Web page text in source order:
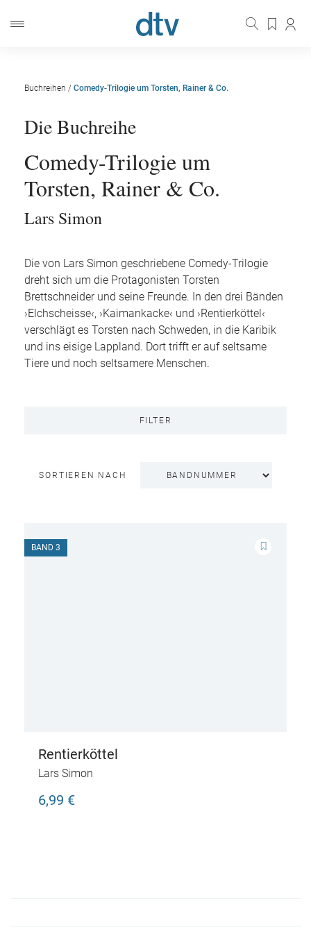
Buchreihen / Comedy-Trilogie um Torsten, Rainer & Co.
Die Buchreihe
Comedy-Trilogie um
Torsten, Rainer & Co.
Lars Simon
Die von Lars Simon geschriebene Comedy-Trilogie
dreht sich um die Protagonisten Torsten
Brettschneider und seine Freunde. In den drei Bänden
›Elchscheisse‹, ›Kaimankacke‹ und ›Rentierköttel‹
verschlägt es Torsten nach Schweden, in die Karibik
und ins eisige Lappland. Dort trifft er auf seltsame
Tiere und noch seltsamere Menschen.
FILTER
SORTIEREN NACH
BAND 3
Rentierköttel
Lars Simon
6,99 €